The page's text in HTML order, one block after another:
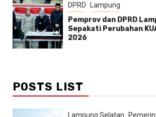
DPRD Lampung
Pemprov dan DPRD
Sepakati Perubahan
2026
POSTS LIST
Lampung Selatan